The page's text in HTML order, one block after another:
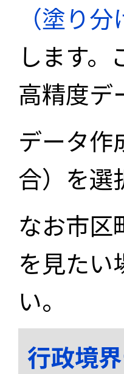
（塗り分
します
高精度デ
データ作
合）を選
なお市区
を見たい
い。
行政境